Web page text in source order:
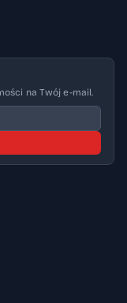
na Twój e-mail.